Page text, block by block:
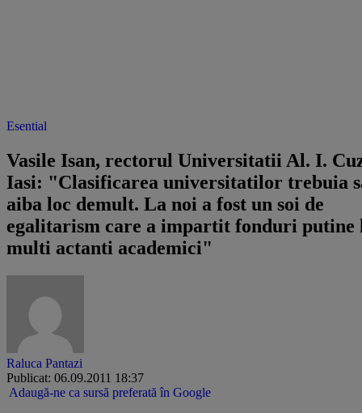
Esential
Vasile Isan, rectorul Universitatii Al. I.
Iasi: "Clasificarea universitatilor trebuia
aiba loc demult. La noi a fost un soi de
egalitarism care a impartit fonduri putine
multi actanti academici"
Raluca Pantazi
Publicat: 06.09.2011 18:37
Adaugă-ne ca sursă preferată în Google